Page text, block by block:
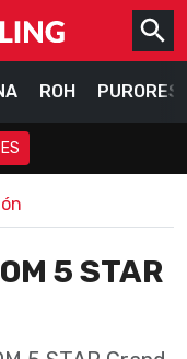
ROH
ES
5 STAR